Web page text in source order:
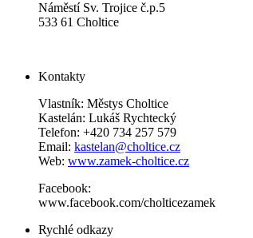
Náměstí Sv. Trojice č.p.5
533 61 Choltice
Kontakty
Vlastník: Městys Choltice
Kastelán: Lukáš Rychtecký
Telefon: +420 734 257 579
Email: kastelan@choltice.cz
Web: www.zamek-choltice.cz
Facebook:
www.facebook.com/cholticezamek
Rychlé odkazy